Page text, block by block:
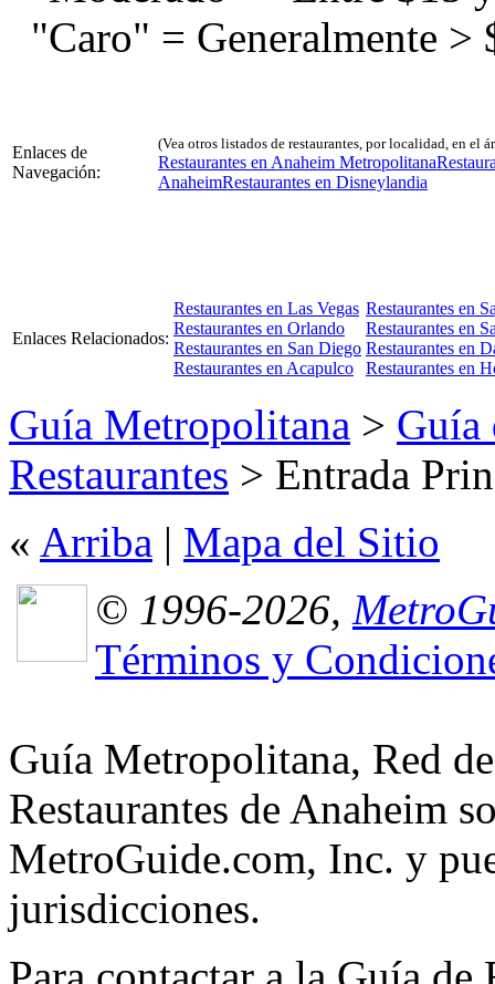
"Caro" = Generalmente >
Enlaces de
Navegación:
(Vea otros listados de restaurantes, por localidad, en el
Restaurantes en Anaheim Metropolitana
AnaheimRestaurantes en Disneylandia
Enlaces Relacionados:
Restaurantes en Las Vegas
Restaurantes en Orlando
Restaurantes en San Diego
Restaurantes en Acapulco
Restaurantes en
Restaurantes en
Restaurantes en
Restaurantes en
Guía Metropolitana > Guía
Restaurantes > Entrada
« Arriba | Mapa del Sitio
© 1996-2026,
Términos y
Guía Metropolitana, Red
Restaurantes de Anaheim
MetroGuide.com, Inc. y
jurisdicciones.